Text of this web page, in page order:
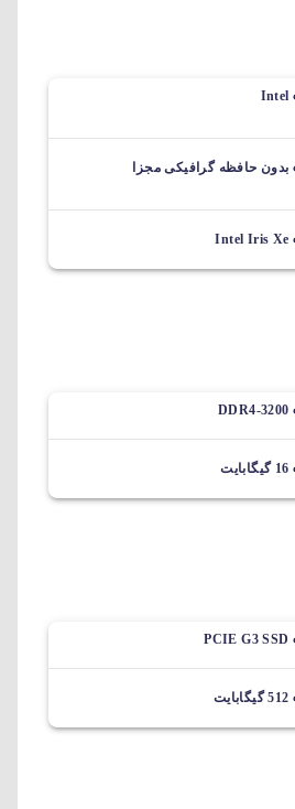
Intel
بدون حافظه گرافیکی مجزا
Intel Iris Xe
DDR4-3200
16 گیگابایت
PCIE G3 SSD
512 گیگابایت